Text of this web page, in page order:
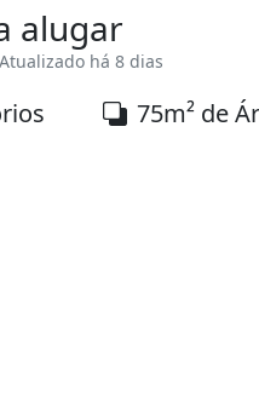
alugar
há 8 dias
75m² de